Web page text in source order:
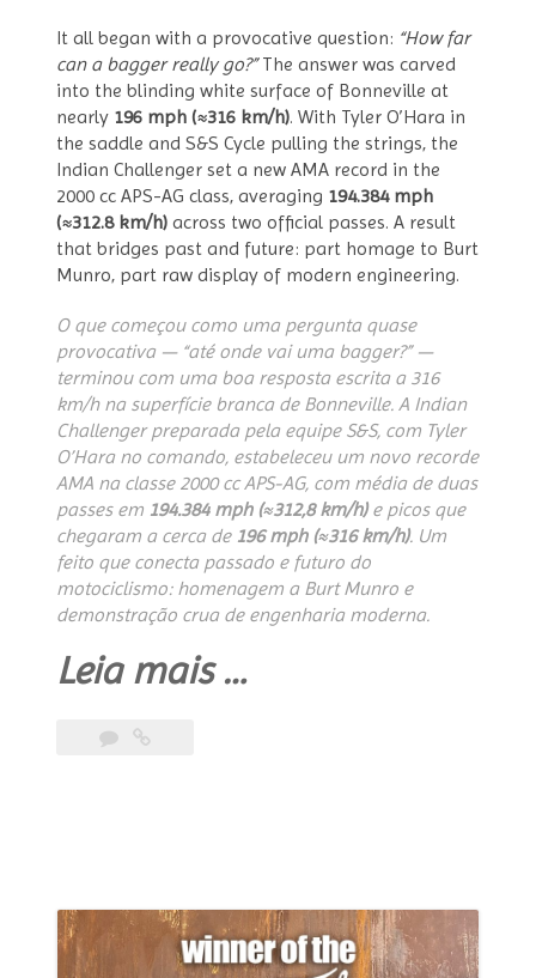
It all began with a provocative question: “How far
can a bagger really go?”The answer was carved
into the blinding white surface of Bonneville at
nearly 196 mph (≈316 km/h). With Tyler O’Hara in
the saddle and S&S Cycle pulling the strings, the
Indian Challenger set a new AMA record in the
2000 cc APS-AG class, averaging 194.384 mph
(≈312.8 km/h) across two official passes. A result
that bridges past and future: part homage to Burt
Munro, part raw display of modern engineering.
O que começou como uma pergunta quase
provocativa — “até onde vai uma bagger?” —
terminou com uma boa resposta escrita a 316
km/h na superfície branca de Bonneville. A Indian
Challenger preparada pela equipe S&S, com Tyler
O’Hara no comando, estabeleceu um novo recorde
AMA na classe 2000 cc APS-AG, com média de duas
passes em 194.384 mph (≈312,8 km/h)e picos que
chegaram a cerca de 196 mph (≈316 km/h). Um
feito que conecta passado e futuro do
motociclismo: homenagem a Burt Munro e
demonstração crua de engenharia moderna.
Leia mais“Indian
moment
a
…